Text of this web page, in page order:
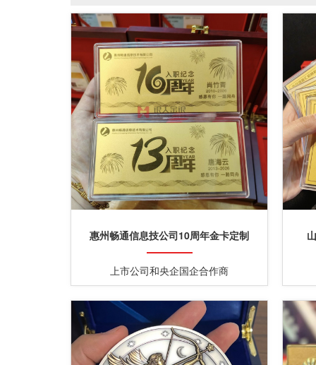
惠州畅通信息技公司10周年金卡定制
上市公司和央企国企合作商